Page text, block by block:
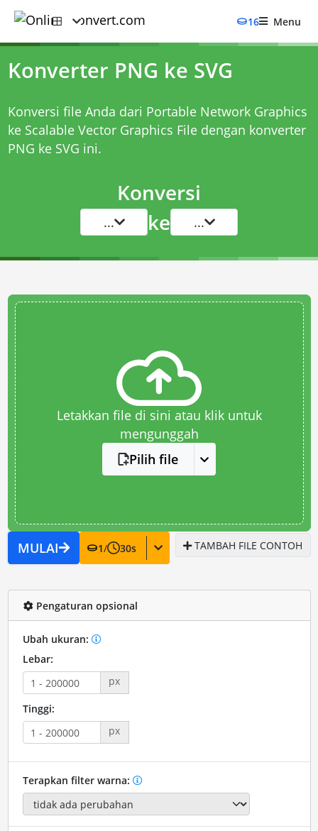
16 Menu
Konverter PNG ke SVG
Konversi file Anda dari Portable Network Graphics
ke Scalable Vector Graphics File dengan konverter
PNG ke SVG ini.
Konversi
... ke ...
Letakkan file di sini atau klik untuk
mengunggah
Pilih file
MULAI 1/ 30s TAMBAH FILE CONTOH
Pengaturan opsional
Ubah ukuran:
Lebar:
px
Tinggi:
px
Terapkan filter warna: